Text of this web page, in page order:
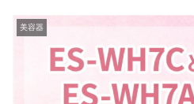
美容器